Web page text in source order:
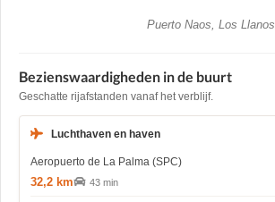
Puerto Naos, Los Llanos
Bezienswaardigheden in de buurt
Geschatte rijafstanden vanaf het verblijf.
Luchthaven en haven
Aeropuerto de La Palma (SPC)
32,2 km 43 min